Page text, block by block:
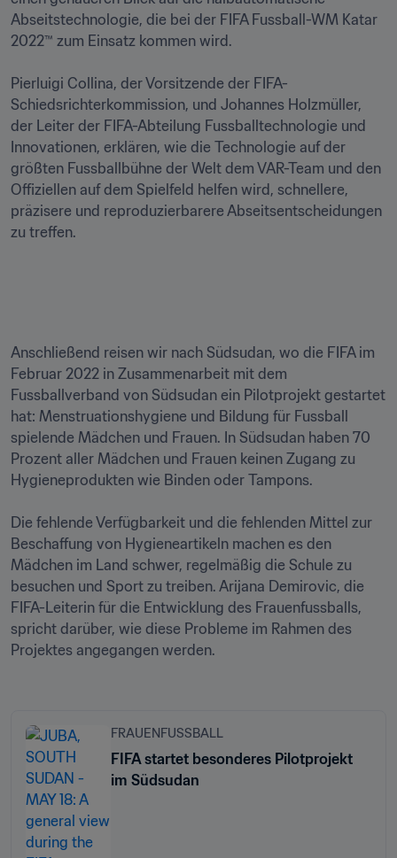
Abseitstechnologie, die bei der FIFA Fussball-WM Katar
2022™ zum Einsatz kommen wird.
Pierluigi Collina, der Vorsitzende der FIFA-
Schiedsrichterkommission, und Johannes Holzmüller,
der Leiter der FIFA-Abteilung Fussballtechnologie und
Innovationen, erklären, wie die Technologie auf der
größten Fussballbühne der Welt dem VAR-Team und den
Offiziellen auf dem Spielfeld helfen wird, schnellere,
präzisere und reproduzierbarere Abseitsentscheidungen
zu treffen.
Anschließend reisen wir nach Südsudan, wo die FIFA im
Februar 2022 in Zusammenarbeit mit dem
Fussballverband von Südsudan ein Pilotprojekt gestartet
hat: Menstruationshygiene und Bildung für Fussball
spielende Mädchen und Frauen. In Südsudan haben 70
Prozent aller Mädchen und Frauen keinen Zugang zu
Hygieneprodukten wie Binden oder Tampons.
Die fehlende Verfügbarkeit und die fehlenden Mittel zur
Beschaffung von Hygieneartikeln machen es den
Mädchen im Land schwer, regelmäßig die Schule zu
besuchen und Sport zu treiben. Arijana Demirovic, die
FIFA-Leiterin für die Entwicklung des Frauenfussballs,
spricht darüber, wie diese Probleme im Rahmen des
Projektes angegangen werden.
FRAUENFUSSBALL
FIFA startet besonderes Pilotprojekt
im Südsudan